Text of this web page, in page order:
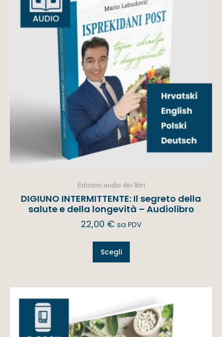
Edizioni audio dei libri
DIGIUNO INTERMITTENTE: Il segreto della
salute e della longevità – Audiolibro
22,00 € sa PDV
Scegli